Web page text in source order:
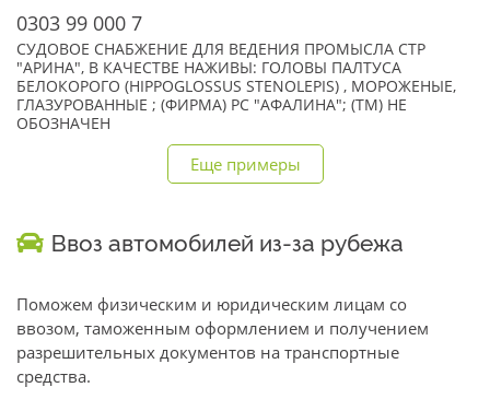
0303 99 000 7
СУДОВОЕ СНАБЖЕНИЕ ДЛЯ ВЕДЕНИЯ ПРОМЫСЛА СТР
"АРИНА", В КАЧЕСТВЕ НАЖИВЫ: ГОЛОВЫ ПАЛТУСА
БЕЛОКОРОГО (HIPPOGLOSSUS STENOLEPIS) , МОРОЖЕНЫЕ,
ГЛАЗУРОВАННЫЕ ; (ФИРМА) РС "АФАЛИНА"; (TM) НЕ
ОБОЗНАЧЕН
Еще примеры
Ввоз автомобилей из-за рубежа
Поможем физическим и юридическим лицам со
ввозом, таможенным оформлением и получением
разрешительных документов на транспортные
средства.